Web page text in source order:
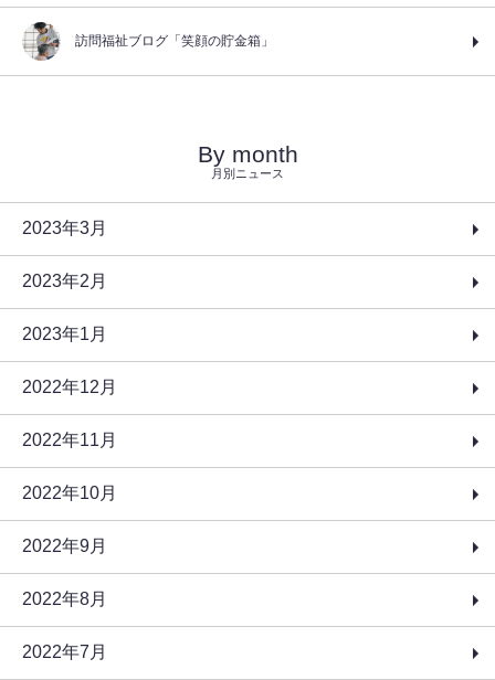
訪問福祉ブログ「笑顔の貯金箱」
By month
月別ニュース
2023年3月
2023年2月
2023年1月
2022年12月
2022年11月
2022年10月
2022年9月
2022年8月
2022年7月